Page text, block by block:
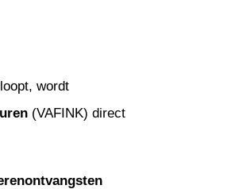
wordt
(VAFINK) direct